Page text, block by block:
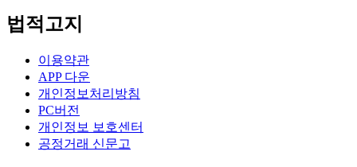
법적고지
이용약관
APP 다운
개인정보처리방침
PC버전
개인정보 보호센터
공정거래 신문고